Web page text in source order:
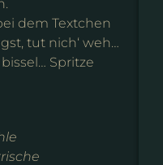
dem Textchen
tut nich‘ weh…
Spritze